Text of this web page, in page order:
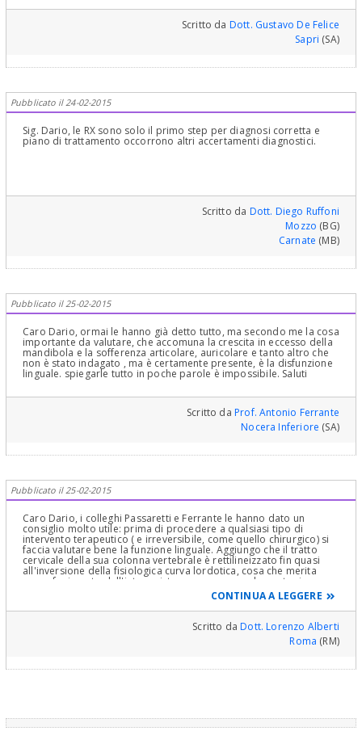
Scritto da Dott. Gustavo De Felice
Sapri (SA)
Pubblicato il 24-02-2015
Sig. Dario, le RX sono solo il primo step per diagnosi corretta e
piano di trattamento occorrono altri accertamenti diagnostici.
Scritto da Dott. Diego Ruffoni
Mozzo (BG)
Carnate (MB)
Pubblicato il 25-02-2015
Caro Dario, ormai le hanno già detto tutto, ma secondo me la cosa
importante da valutare, che accomuna la crescita in eccesso della
mandibola e la sofferenza articolare, auricolare e tanto altro che
non è stato indagato , ma è certamente presente, è la disfunzione
linguale. spiegarle tutto in poche parole è impossibile. Saluti
Scritto daProf. Antonio Ferrante
Nocera Inferiore (SA)
Pubblicato il 25-02-2015
Caro Dario, i colleghi Passaretti e Ferrante le hanno dato un
consiglio molto utile: prima di procedere a qualsiasi tipo di
intervento terapeutico ( e irreversibile, come quello chirurgico) si
faccia valutare bene la funzione linguale. Aggiungo che il tratto
cervicale della sua colonna vertebrale è rettilineizzato fin quasi
all'inversione della fisiologica curva lordotica, cosa che merita
approfonimento dell'intero sistema neuromuscolare e tonico-
posturale. Se poi una visita gnatologica accurata escluderà
ingerenze neuromuscolari e diagnosticherà la rilevanza causale
della malocclusione nei suoi disturbi, allora potrà procedere con
la terapia ortognatodontica, eventualmente affiancata da quella
CONTINUA A LEGGERE
Scritto daDott. Lorenzo Alberti
Roma (RM)